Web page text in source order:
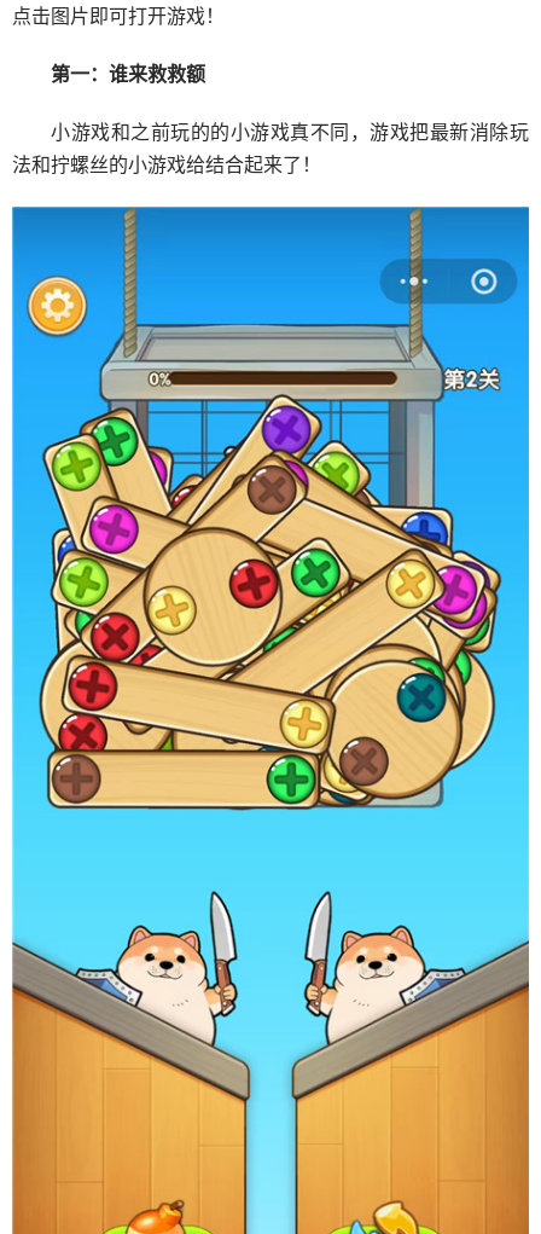
点击图片即可打开游戏！
第一：谁来救救额
小游戏和之前玩的的小游戏真不同，游戏把最新消除玩
法和拧螺丝的小游戏给结合起来了！